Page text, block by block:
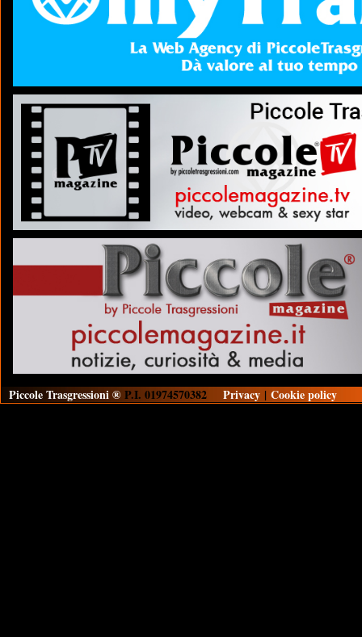
Piccole Trasgressioni ® P.I. 01974570382 Privacy | Cookie policy